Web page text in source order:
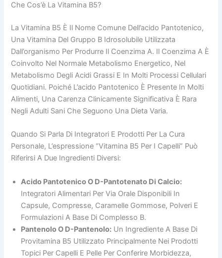
Che Cos’è La Vitamina B5?
La Vitamina B5 È Il Nome Comune Dell’acido Pantotenico,
Una Vitamina Del Gruppo B Idrosolubile Utilizzata
Dall’organismo Per Produrre Il Coenzima A. Il Coenzima A È
Coinvolto Nel Normale Metabolismo Energetico, Nel
Metabolismo Degli Acidi Grassi E In Molti Processi Cellulari
Quotidiani. Poiché L’acido Pantotenico È Presente In Molti
Alimenti, Una Carenza Clinicamente Significativa È Rara
Negli Adulti Sani Che Seguono Una Dieta Varia.
Quando Si Parla Di Integratori E Prodotti Per La Cura
Personale, L’espressione “vitamina B5 Per I Capelli” Può
Riferirsi A Due Ingredienti Diversi:
Acido Pantotenico O D-Pantotenato Di Calcio:
Integratori Alimentari Per Via Orale Disponibili In
Capsule, Compresse, Caramelle Gommose, Polveri E
Formulazioni A Base Di Complesso B.
Pantenolo O D-Pantenolo: Un Ingrediente A Base Di
Provitamina B5 Utilizzato Principalmente Nei Prodotti
Topici Per Capelli E Pelle Per Conferire Morbidezza,